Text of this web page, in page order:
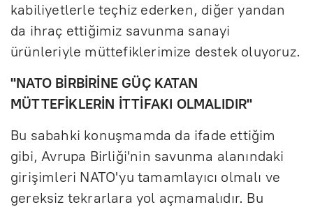
kabiliyetlerle teçhiz ederken, diğer yandan
da ihraç ettiğimiz savunma sanayi
ürünleriyle müttefiklerimize destek oluyoruz.
"NATO BİRBİRİNE GÜÇ KATAN
MÜTTEFİKLERİN İTTİFAKI OLMALIDIR"
Bu sabahki konuşmamda da ifade ettiğim
gibi, Avrupa Birliği'nin savunma alanındaki
girişimleri NATO'yu tamamlayıcı olmalı ve
gereksiz tekrarlara yol açmamalıdır. Bu